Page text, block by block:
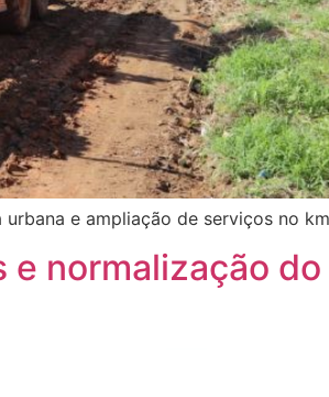
e ampliação de serviços no
e normalização